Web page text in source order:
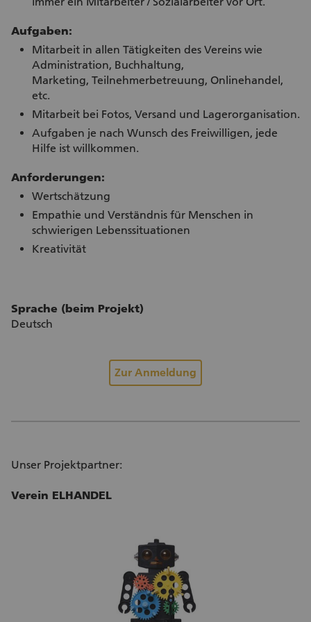
Aufgaben:
Mitarbeit in allen Tätigkeiten des Vereins wie
Administration, Buchhaltung,
Marketing, Teilnehmerbetreuung, Onlinehandel,
etc.
Mitarbeit bei Fotos, Versand und Lagerorganisation.
Aufgaben je nach Wunsch des Freiwilligen, jede
Hilfe ist willkommen.
Anforderungen:
Wertschätzung
Empathie und Verständnis für Menschen in
schwierigen Lebenssituationen
Kreativität
Sprache (beim Projekt)
Deutsch
Zur Anmeldung
Unser Projektpartner:
Verein ELHANDEL